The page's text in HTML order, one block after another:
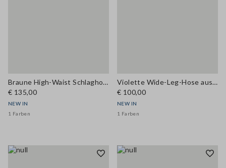
Braune High-Waist Schlaghose aus Viskosemix
€ 135,00
NEW IN
1 Farben
Violette Wide-Leg-Hose aus Modal-Mix
€ 100,00
NEW IN
1 Farben